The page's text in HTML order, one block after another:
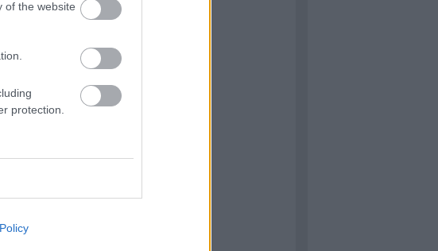
of the website
protection.
bocuse dor
dél amerika
English
északi konyha
francia konyha
holland konyha